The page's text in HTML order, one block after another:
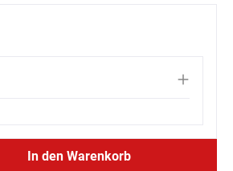
In den Warenkorb